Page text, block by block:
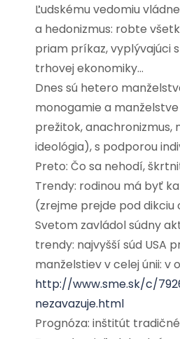
Ľudskému vedomiu
a hedonizmus: robte
priam príkaz, vyplývajúci
trhovej ekonomiky…
Dnes sú hetero
monogamie a
prežitok, anachronizmus,
ideológia), s podporou
Preto: Čo sa nehodí,
Trendy: rodinou má byť
(zrejme prejde pod
Svetom zavládol súdny
trendy: najvyšší súd USA
manželstiev v celej únii: v
http://www.sme.sk/c/
nezavazuje.html
Prognóza: inštitút